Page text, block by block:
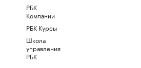
РБК
Компании
РБК Курсы
Школа
управления
РБК